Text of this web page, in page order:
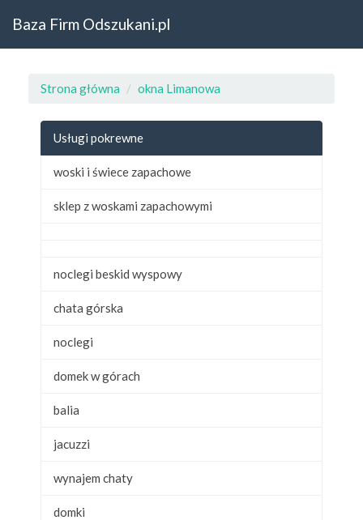
Baza Firm Odszukani.pl
Strona główna okna Limanowa
Usługi pokrewne
woski i świece zapachowe
sklep z woskami zapachowymi
noclegi beskid wyspowy
chata górska
noclegi
domek w górach
balia
jacuzzi
wynajem chaty
domki